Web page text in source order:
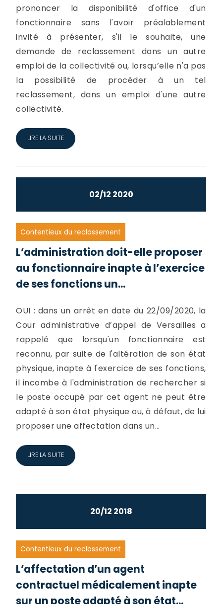
prononcer la disponibilité d'office d'un
fonctionnaire sans l'avoir préalablement
invité à présenter, s'il le souhaite, une
demande de reclassement dans un autre
emploi de la collectivité ou, lorsqu’elle n'a pas
la possibilité de procéder à un tel
reclassement, dans un emploi d'une autre
collectivité.
LIRE LA SUITE
02/12 2020
Contentieux du reclassement
L’administration doit-elle proposer
au fonctionnaire inapte à l’exercice
de ses fonctions un...
OUI : dans un arrêt en date du 22/09/2020, la
Cour administrative d’appel de Versailles a
rappelé que lorsqu'un fonctionnaire est
reconnu, par suite de l'altération de son état
physique, inapte à l'exercice de ses fonctions,
il incombe à l'administration de rechercher si
le poste occupé par cet agent ne peut être
adapté à son état physique ou, à défaut, de lui
proposer une affectation dans un...
LIRE LA SUITE
20/12 2018
Contentieux du reclassement
L’affectation d’un agent
contractuel médicalement inapte
sur un poste adapté à son état...